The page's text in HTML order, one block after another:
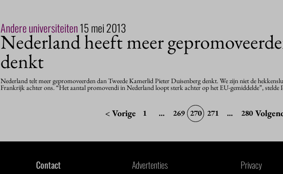
Andere universiteiten15 mei 2013
Nederland heeft meer
denkt
Nederland telt meer gepromoveerden dan Tweede Kamerlid Pieter Duisenberg denkt. We zijn niet de
Frankrijk achter ons. “Het aantal promovendi in Nederland loopt sterk achter op het EU-gemiddelde”, stelde
< Vorige 1 ... 269 270 271 ... 280
Contact Advertenties Privacy